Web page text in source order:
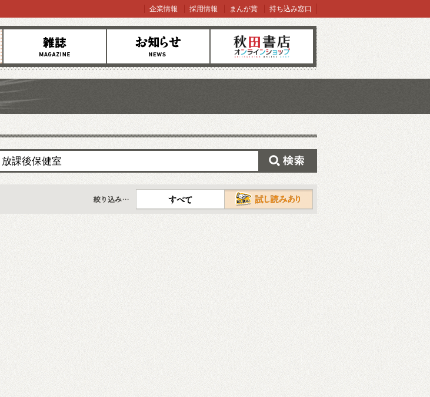
雑誌 お知らせ オンラインショップ
企業情報 採用情報 まんが賞 持ち込み窓口
すべて